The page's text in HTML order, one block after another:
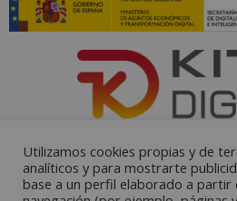
Utilizamos cookies propias y de
analíticos y para mostrarte
base a un perfil elaborado a partir